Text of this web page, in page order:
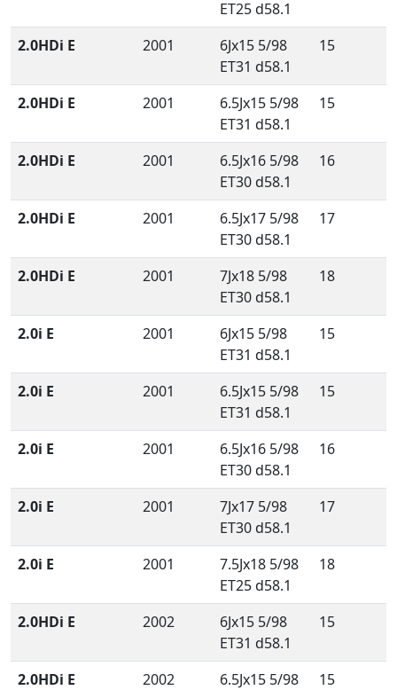
ET25 d58.1
2.0HDi E
2001
6Jx15 5/98
ET31 d58.1
15
2.0HDi E 2001
6.5Jx15 5/98
ET31 d58.1
15
2.0HDi E 2001
6.5Jx16 5/98
ET30 d58.1
16
2.0HDi E 2001
6.5Jx17 5/98
ET30 d58.1
17
2.0HDi E 2001
7Jx18 5/98
ET30 d58.1
18
2.0i E 2001
6Jx15 5/98
ET31 d58.1
15
2.0i E 2001
6.5Jx15 5/98
ET31 d58.1
15
2.0i E 2001
6.5Jx16 5/98
ET30 d58.1
16
2.0i E 2001
7Jx17 5/98
ET30 d58.1
17
2.0i E 2001
7.5Jx18 5/98
ET25 d58.1
18
2.0HDi E 2002
6Jx15 5/98
ET31 d58.1
15
2.0HDi E 2002
6.5Jx15 5/98
15